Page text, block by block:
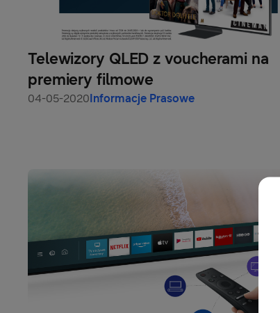
Telewizory QLED z voucherami na
premiery filmowe
04-05-2020Informacje Prasowe